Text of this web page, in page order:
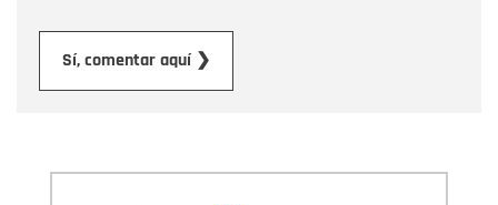
Sí, comentar aquí ❯